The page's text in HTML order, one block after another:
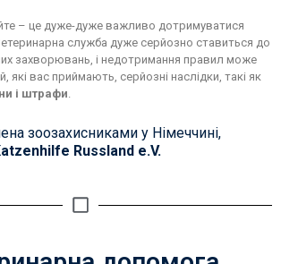
– це дуже-дуже важливо дотримуватися
служба дуже серйозно ставиться до
захворювань, і недотримання правил може
які вас приймають, серйозні наслідки, такі як
і штрафи.
зоозахисниками у Німеччині,
Russland e.V.